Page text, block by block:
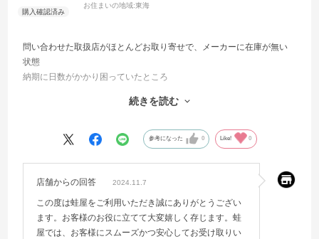
お住まいの地域:東海
問い合わせた取扱店がほとんどお取り寄せで、メーカーに在庫が無い
状態
納期に日数がかかり困っていたところ
配送状態も全体にラップされておりその上から配送関係のシール等が
剥がす手間がありませんでした（直貼りされると、意外と剥がすのが
大変なのと跡がのこる場合がある為）
続きを読む
参考になった 0 Like! 0
店舗からの回答 2024.11.7
この度は蛙屋をご利用いただき誠にありがとうござい
ます。お客様のお役に立てて大変嬉しく存じます。蛙
屋では、お客様にスムーズかつ安心してお受け取りい